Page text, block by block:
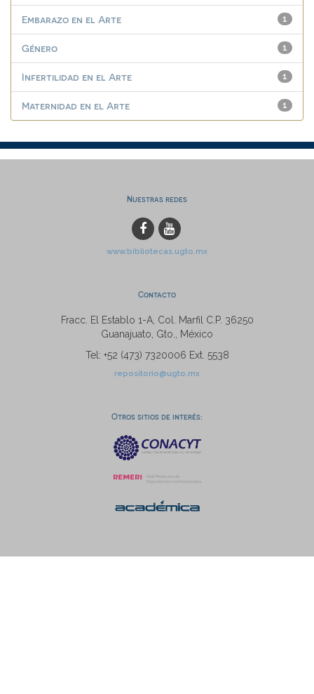
1
Embarazo en el Arte
1
Género
1
Infertilidad en el Arte
1
Maternidad en el Arte
Nuestras redes
www.bibliotecas.ugto.mx
Contacto
Fracc. El Establo 1-A, Col. Marfil C.P. 36250
Guanajuato, Gto., México
Tel: +52 (473) 7320006 Ext. 5538
repositorio@ugto.mx
Otros sitios de interés: